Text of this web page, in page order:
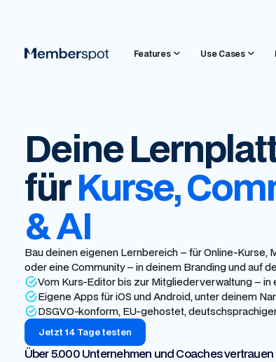
Features Use Cases
Deine
fürKurse,
& AI
Bau deinen eigenen Lernbereich – für Online-Kurse,
oder eine Community – in deinem Branding und auf
Vom Kurs-Editor bis zur Mitgliederverwaltung – in
Eigene Apps für iOS und Android, unter deinem
DSGVO-konform, EU-gehostet,
Jetzt 14 Tage testen
Über 5.000 Unternehmen und Coaches